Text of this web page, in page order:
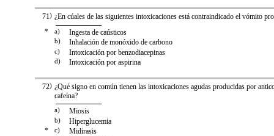
)
71 ¿En cúales de las siguientes intoxicaciones está contraindicado el vómito
* a) Ingesta de caústicos
b) Inhalación de monóxido de carbono
c) Intoxicación por benzodiacepinas
d) Intoxicación por aspirina
)
72 ¿Qué signo en común tienen las intoxicaciones agudas producidas por
cafeína?
a) Miosis
b) Hiperglucemia
* c) Midirasis